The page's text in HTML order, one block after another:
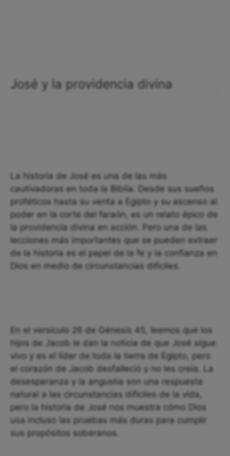
José y la providencia divina
La historia de José es una de las más
cautivadoras en toda la Biblia. Desde sus sueños
proféticos hasta su venta a Egipto y su ascenso al
poder en la corte del faraón, es un relato épico de
la providencia divina en acción. Pero una de las
lecciones más importantes que se pueden extraer
de la historia es el papel de la fe y la confianza en
Dios en medio de circunstancias difíciles.
En el versículo 26 de Génesis 45, leemos que los
hijos de Jacob le dan la noticia de que José sigue
vivo y es el líder de toda la tierra de Egipto, pero
el corazón de Jacob desfalleció y no les creía. La
desesperanza y la angustia son una respuesta
natural a las circunstancias difíciles de la vida,
pero la historia de José nos muestra cómo Dios
usa incluso las pruebas más duras para cumplir
sus propósitos soberanos.